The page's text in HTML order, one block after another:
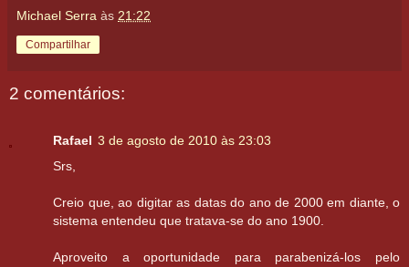
Michael Serra às 21:22
Compartilhar
2 comentários:
Rafael 3 de agosto de 2010 às 23:03
Srs,
Creio que, ao digitar as datas do ano de 2000 em diante, o
sistema entendeu que tratava-se do ano 1900.
Aproveito a oportunidade para parabenizá-los pelo